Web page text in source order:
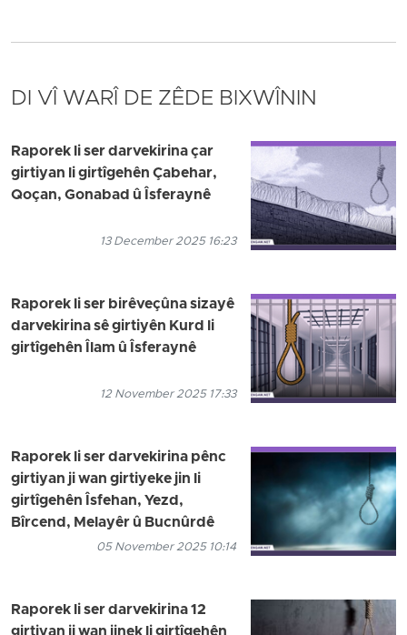
DI VÎ WARÎ DE ZÊDE BIXWÎNIN
Raporek li ser darvekirina çar
girtiyan li girtîgehên Çabehar,
Qoçan, Gonabad û Îsferaynê
13 December 2025 16:23
Raporek li ser birêveçûna sizayê
darvekirina sê girtiyên Kurd li
girtîgehên Îlam û Îsferaynê
12 November 2025 17:33
Raporek li ser darvekirina pênc
girtiyan ji wan girtiyeke jin li
girtîgehên Îsfehan, Yezd,
Bîrcend, Melayêr û Bucnûrdê
05 November 2025 10:14
Raporek li ser darvekirina 12